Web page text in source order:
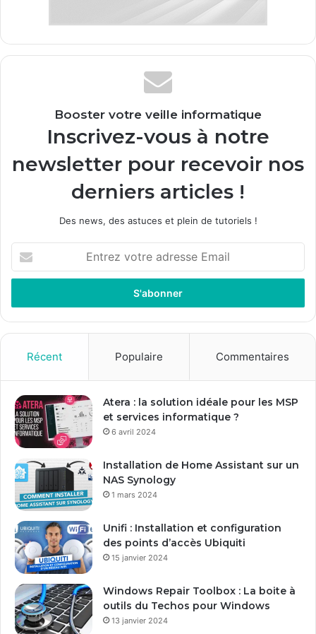
Booster votre veille informatique
Inscrivez-vous à notre
newsletter pour recevoir nos
derniers articles !
Des news, des astuces et plein de tutoriels !
votre
adresse
Récent Populaire Commentaires
Atera : la solution idéale pour les MSP
et services informatique ?
6 avril 2024
Installation de Home Assistant sur un
NAS Synology
1 mars 2024
Unifi : Installation et configuration
des points d’accès Ubiquiti
15 janvier 2024
Windows Repair Toolbox : La boite à
outils du Techos pour Windows
13 janvier 2024